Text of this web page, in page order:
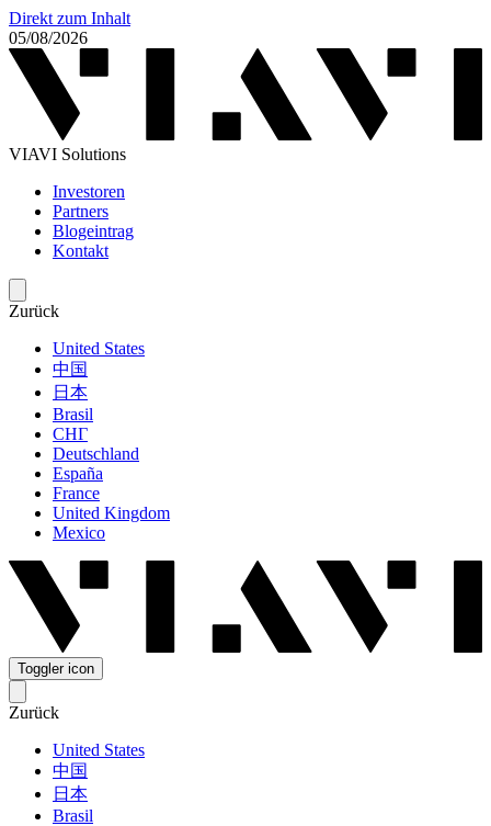
Direkt zum Inhalt
05/08/2026
VIAVI Solutions
Investoren
Partners
Blogeintrag
Kontakt
Zurück
United States
中国
日本
Brasil
СНГ
Deutschland
España
France
United Kingdom
Mexico
Toggler icon
Zurück
United States
中国
日本
Brasil